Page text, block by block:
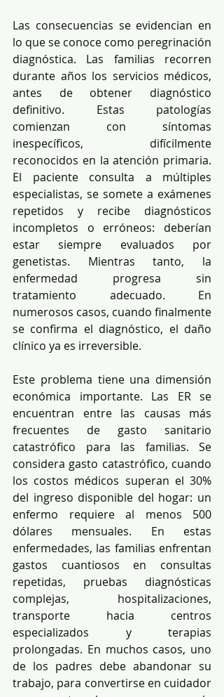
Las consecuencias se evidencian en
lo que se conoce como peregrinación
diagnóstica. Las familias recorren
durante años los servicios médicos,
antes de obtener diagnóstico
definitivo. Estas patologías
comienzan con síntomas
inespecíficos, difícilmente
reconocidos en la atención primaria.
El paciente consulta a múltiples
especialistas, se somete a exámenes
repetidos y recibe diagnósticos
incompletos o erróneos: deberían
estar siempre evaluados por
genetistas. Mientras tanto, la
enfermedad progresa sin
tratamiento adecuado. En
numerosos casos, cuando finalmente
se confirma el diagnóstico, el daño
clínico ya es irreversible.
Este problema tiene una dimensión
económica importante. Las ER se
encuentran entre las causas más
frecuentes de gasto sanitario
catastrófico para las familias. Se
considera gasto catastrófico, cuando
los costos médicos superan el 30%
del ingreso disponible del hogar: un
enfermo requiere al menos 500
dólares mensuales. En estas
enfermedades, las familias enfrentan
gastos cuantiosos en consultas
repetidas, pruebas diagnósticas
complejas, hospitalizaciones,
transporte hacia centros
especializados y terapias
prolongadas. En muchos casos, uno
de los padres debe abandonar su
trabajo, para convertirse en cuidador